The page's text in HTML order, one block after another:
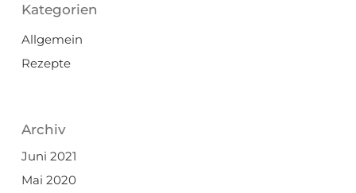
Kategorien
Allgemein
Rezepte
Archiv
Juni 2021
Mai 2020